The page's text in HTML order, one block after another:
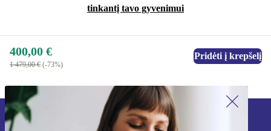
tinkantį tavo gyvenimui
400,00 €
1 479,00 € (-73%)
Pridėti į krepšelį
Užsiprenumeruok mūsų naujienlaiškį!